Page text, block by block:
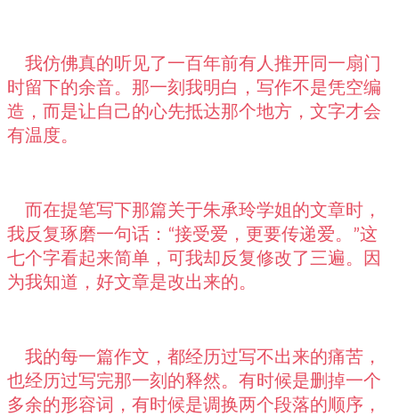
我仿佛真的听见了一百年前有人推开同一扇门
时留下的余音。那一刻我明白，写作不是凭空编
造，而是让自己的心先抵达那个地方，文字才会
有温度。
而在提笔写下那篇关于朱承玲学姐的文章时，
我反复琢磨一句话： “接受爱，更要传递爱。 ”这
七个字看起来简单，可我却反复修改了三遍。因
为我知道，好文章是改出来的。
我的每一篇作文，都经历过写不出来的痛苦，
也经历过写完那一刻的释然。有时候是删掉一个
多余的形容词，有时候是调换两个段落的顺序，